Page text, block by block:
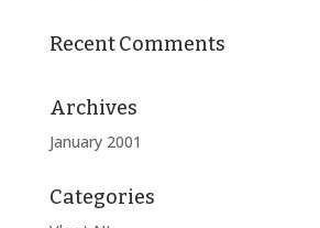
Recent Comments
Archives
January 2001
Categories